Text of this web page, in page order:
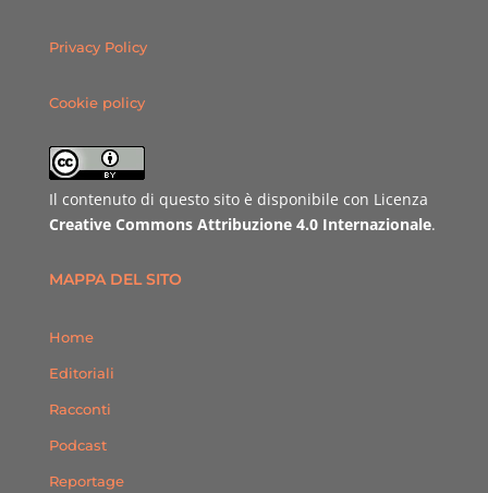
Privacy Policy
Cookie policy
Il contenuto di questo sito è disponibile con Licenza
Creative Commons Attribuzione 4.0 Internazionale.
MAPPA DEL SITO
Home
Editoriali
Racconti
Podcast
Reportage